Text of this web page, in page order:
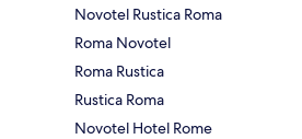
Novotel Rustica Roma
Roma Novotel
Roma Rustica
Rustica Roma
Novotel Hotel Rome